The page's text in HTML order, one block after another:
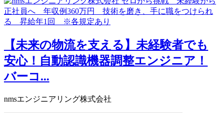
【未来の物流を支える】未経験者でも
安心！自動認識機器調整エンジニア！
バーコ...
nmsエンジニアリング株式会社